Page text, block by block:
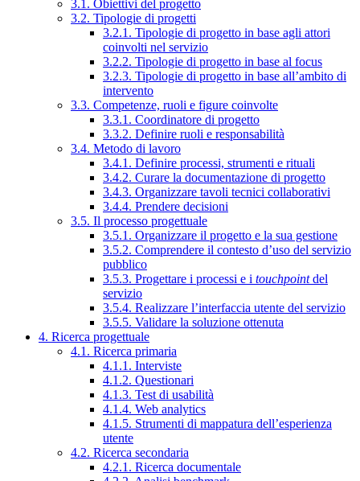
3.1. Obiettivi del progetto
3.2. Tipologie di progetti
3.2.1. Tipologie di progetto in base agli attori
coinvolti nel servizio
3.2.2. Tipologie di progetto in base al focus
3.2.3. Tipologie di progetto in base all’ambito di
intervento
3.3. Competenze, ruoli e figure coinvolte
3.3.1. Coordinatore di progetto
3.3.2. Definire ruoli e responsabilità
3.4. Metodo di lavoro
3.4.1. Definire processi, strumenti e rituali
3.4.2. Curare la documentazione di progetto
3.4.3. Organizzare tavoli tecnici collaborativi
3.4.4. Prendere decisioni
3.5. Il processo progettuale
3.5.1. Organizzare il progetto e la sua gestione
3.5.2. Comprendere il contesto d’uso del servizio
pubblico
3.5.3. Progettare i processi e i touchpointdel
servizio
3.5.4. Realizzare l’interfaccia utente del servizio
3.5.5. Validare la soluzione ottenuta
4. Ricerca progettuale
4.1. Ricerca primaria
4.1.1. Interviste
4.1.2. Questionari
4.1.3. Test di usabilità
4.1.4. Web analytics
4.1.5. Strumenti di mappatura dell’esperienza
utente
4.2. Ricerca secondaria
4.2.1. Ricerca documentale